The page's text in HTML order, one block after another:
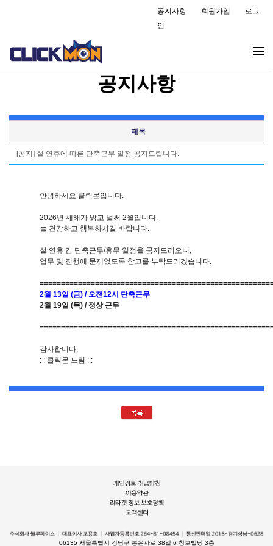
공지사항 회원가입
로그
인
공지사항
제목
[공지] 설 연휴에 따른 단축근무 일정 공지드립니다.
안녕하세요 클릭몬입니다.
2026년 새해가 밝고 벌써 2월입니다.
늘 건강하고 행복하시길 바랍니다.
설 연휴 간 단축근무/휴무 일정을 공지드리오니,
업무 및 진행에 문제없도록 참고를 부탁드리겠습니다.
2월 13일 (금) / 오전12시 단축근무
2월 19일 (목) / 정상 근무
감사합니다.
: : 클릭몬 드림 : :
06135 서울특별시 강남구 봉은사로 38길 6 청보빌딩 3층